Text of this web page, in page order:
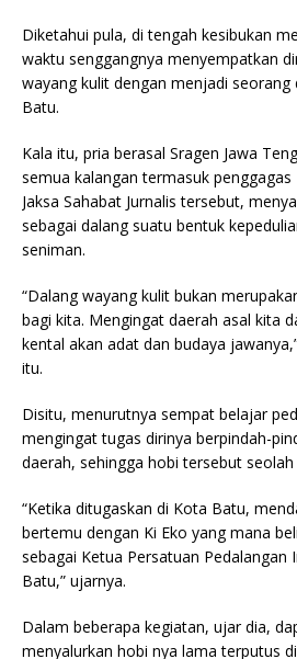
Diketahui pula, di tengah kesibukan
waktu senggangnya menyempatkan
wayang kulit dengan menjadi seorang
Batu.
Kala itu, pria berasal Sragen Jawa
semua kalangan termasuk penggagas
Jaksa Sahabat Jurnalis tersebut,
sebagai dalang suatu bentuk
seniman.
“Dalang wayang kulit bukan
bagi kita. Mengingat daerah asal kita
kental akan adat dan budaya
itu.
Disitu, menurutnya sempat belajar
mengingat tugas dirinya berpindah-
daerah, sehingga hobi tersebut
“Ketika ditugaskan di Kota Batu,
bertemu dengan Ki Eko yang mana
sebagai Ketua Persatuan Pedalangan
Batu,” ujarnya.
Dalam beberapa kegiatan, ujar dia,
menyalurkan hobi nya lama terputus